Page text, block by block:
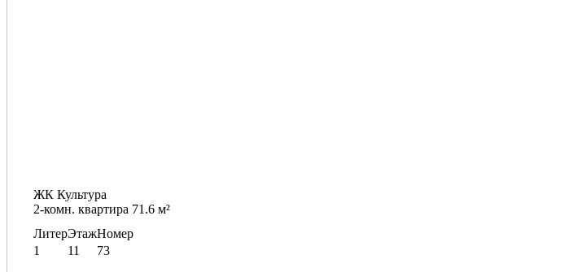
ЖК Культура
2-комн. квартира 71.6 м²
Литер
1
Этаж
11
Номер
73